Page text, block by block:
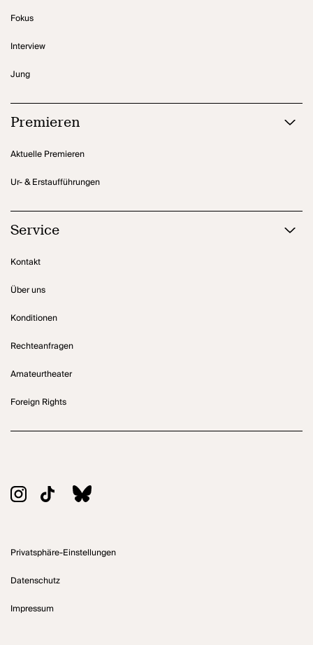
Fokus
Interview
Jung
Premieren
Aktuelle Premieren
Ur- & Erstaufführungen
Service
Kontakt
Über uns
Konditionen
Rechteanfragen
Amateurtheater
Foreign Rights
Privatsphäre-Einstellungen
Datenschutz
Impressum